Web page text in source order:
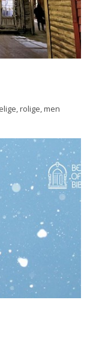
rolige, men